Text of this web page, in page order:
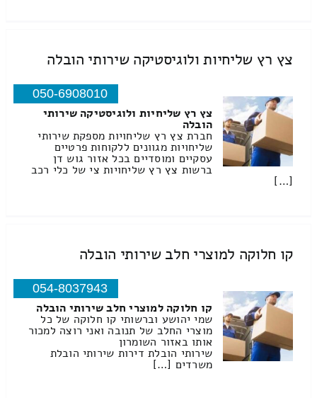
צץ רץ שליחיות ולוגיסטיקה שירותי הובלה
050-6908010
צץ רץ שליחיות ולוגיסטיקה שירותי
הובלה
חברת צץ רץ שליחויות מספקת שירותי
שליחויות מגוונים ללקוחות פרטיים
עסקיים ומוסדיים בכל אזור גוש דן
ברשות צץ רץ שליחויות צי של כלי רכב
[…]
קו חלוקה למוצרי חלב שירותי הובלה
054-8037943
קו חלוקה למוצרי חלב שירותי הובלה
שמי יהושע וברשותי קו חלוקה של כל
מוצרי החלב של תנובה ואני רוצה למכור
אותו באזור השומרון
שירותי הובלת דירות שירותי הובלת
משרדים […]